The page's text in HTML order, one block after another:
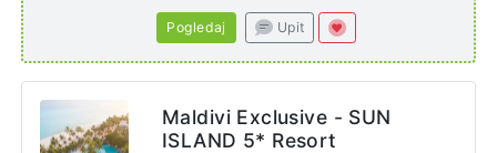
Pogledaj Upit
Maldivi Exclusive - SUN
ISLAND 5* Resort